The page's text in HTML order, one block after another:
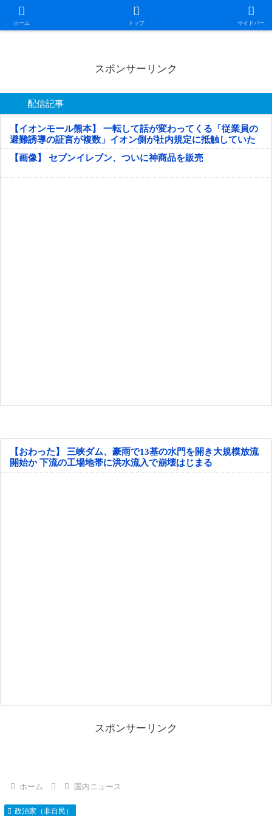
ホーム トップ サイドバー
日本第一！ニュース録
スポンサーリンク
配信記事
【イオンモール熊本】 一転して話が変わってくる「従業員の
避難誘導の証言が複数」イオン側が社内規定に抵触していた
疑い
【画像】 セブンイレブン、ついに神商品を販売
【おわった】 三峡ダム、豪雨で13基の水門を開き大規模放流
開始か 下流の工場地帯に洪水流入で崩壊はじまる
スポンサーリンク
ホーム 国内ニュース
政治家（非自民）